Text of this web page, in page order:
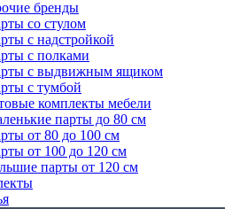
бренды
со стулом
с надстройкой
с полками
с выдвижным ящиком
с тумбой
комплекты мебели
парты до 80 см
от 80 до 100 см
от 100 до 120 см
парты от 120 см